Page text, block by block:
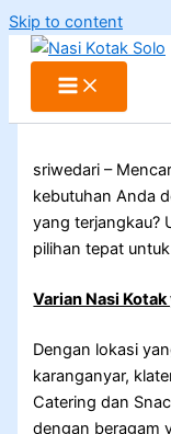
Skip to content
sriwedari –
kebutuhan Anda
yang terjangkau?
pilihan tepat
Varian Nasi
Dengan lokasi
karanganyar,
Catering dan
dengan beragam